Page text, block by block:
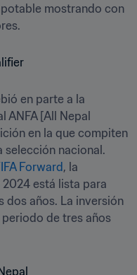
mostrando con
en parte a la
ANFA [All Nepal
en la que compiten
selección nacional.
Forward, la
está lista para
dos años. La inversión
de tres años